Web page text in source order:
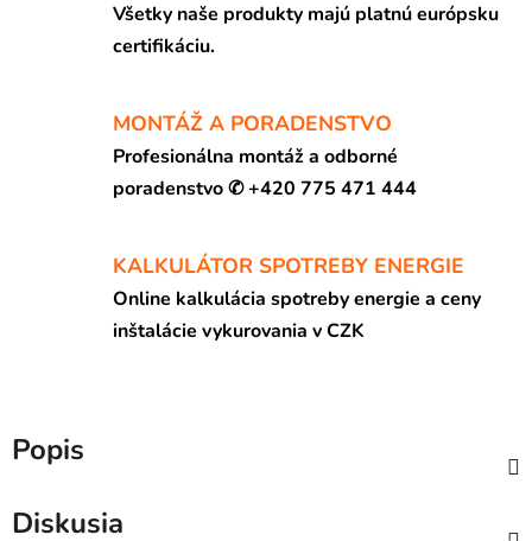
Všetky naše produkty majú platnú európsku
certifikáciu.
MONTÁŽ A PORADENSTVO
Profesionálna montáž a odborné
poradenstvo ✆ +420 775 471 444
KALKULÁTOR SPOTREBY ENERGIE
Online kalkulácia spotreby energie a ceny
inštalácie vykurovania v CZK
Popis
Diskusia